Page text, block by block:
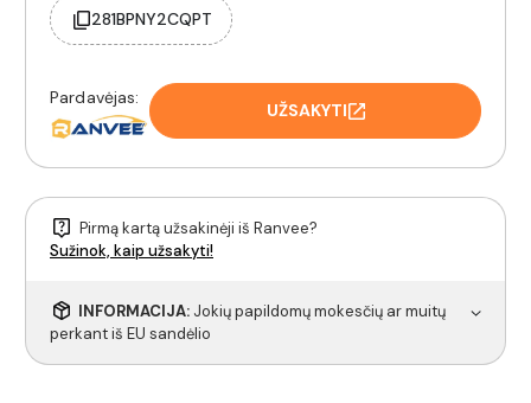
281BPNY2CQPT
Pardavėjas:
UŽSAKYTI
Pirmą kartą užsakinėji iš Ranvee?
Sužinok, kaip užsakyti!
INFORMACIJA: Jokių papildomų mokesčių ar muitų
perkant iš EU sandėlio